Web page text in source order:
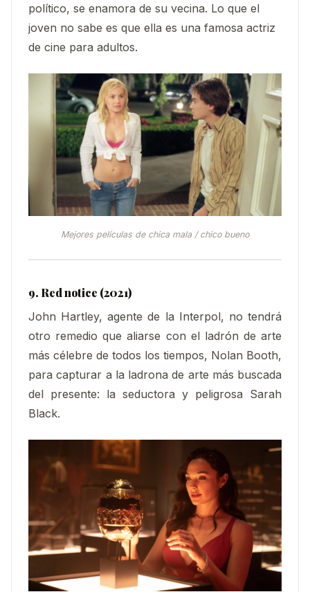
político, se enamora de su vecina. Lo que el
joven no sabe es que ella es una famosa actriz
de cine para adultos.
Mejores películas de chica mala / chico bueno
9. Red notice (2021)
John Hartley, agente de la Interpol, no tendrá
otro remedio que aliarse con el ladrón de arte
más célebre de todos los tiempos, Nolan Booth,
para capturar a la ladrona de arte más buscada
del presente: la seductora y peligrosa Sarah
Black.